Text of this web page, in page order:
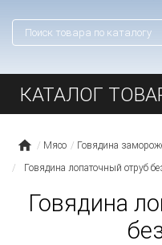
КАТАЛОГ
Мясо Говядина
Говядина лопаточный отруб
Говядина